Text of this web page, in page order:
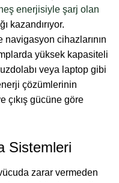
enerjisiyle şarj olan
kazandırıyor.
navigasyon cihazlarının
yüksek kapasiteli
veya laptop gibi
çözümlerinin
çıkış gücüne göre
Sistemleri
zarar vermeden